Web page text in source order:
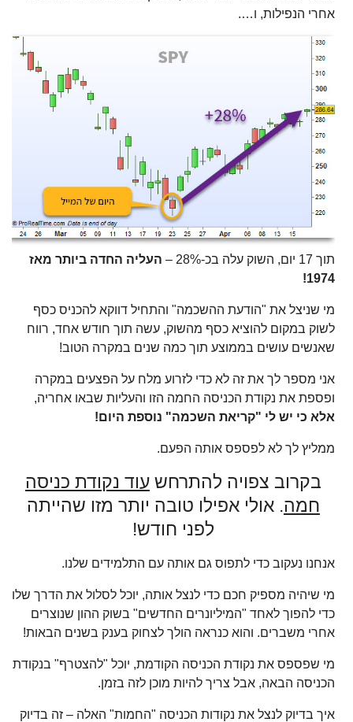
אחרי הנפילות, ו….
תוך 17 יום, השוק עלה בכ-28% –
העליה החדה ביותר מאז
1974!
מי שניצל את "הודעת ההשכמה" והתחיל דווקא להכניס כסף
לשוק במקום להוציא כסף מהשוק, עשה תוך חודש אחד, רווח
שאנשים עושים בממוצע תוך כמה שנים במקרה הטוב!
אני מספר לך את זה לא כדי לזרוע מלח על הפצעים במקרה
ופספת את נקודת הכניסה החמה הזו והעליות שבאו אחריה,
אלא כי יש לי "קריאת השכמה" נוספת היום!
ממליץ לך לא לפספס אותה הפעם.
בקרוב צפויה להתרחשעוד נקודת כניסה
חמה. אולי אפילו טובה יותר מזו שהייתה
לפני חודש!
אנחנו נעקוב כדי לתפוס גם אותה עם התלמידים שלנו.
מי שיהיה מספיק חכם כדי לנצל אותה, יוכל לסלול את הדרך שלו
כדי להפוך לאחד "המיליונרים החדשים" בשוק ההון שנוצרים
אחרי משברים. והוא כנראה הולך לצחוק בענק בשנים הבאות!
מי שפספס את נקודת הכניסה הקודמת, יוכל "להצטרף" בנקודת
הכניסה הבאה, אבל צריך להיות מוכן לזה בזמן.
איך בדיוק לנצל את נקודות הכניסה "החמות" האלה – זה בדיוק